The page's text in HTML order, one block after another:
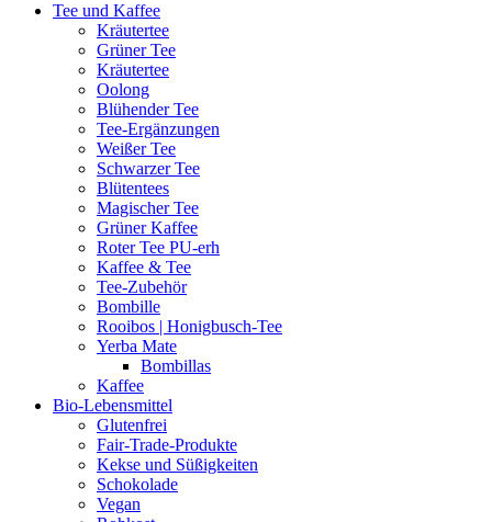
Tee und Kaffee
Kräutertee
Grüner Tee
Kräutertee
Oolong
Blühender Tee
Tee-Ergänzungen
Weißer Tee
Schwarzer Tee
Blütentees
Magischer Tee
Grüner Kaffee
Roter Tee PU-erh
Kaffee & Tee
Tee-Zubehör
Bombille
Rooibos | Honigbusch-Tee
Yerba Mate
Bombillas
Kaffee
Bio-Lebensmittel
Glutenfrei
Fair-Trade-Produkte
Kekse und Süßigkeiten
Schokolade
Vegan